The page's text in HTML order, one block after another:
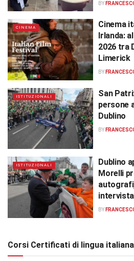
BY
CINEMA
Cinema
Irlanda:
2026 tra
Limerick
BY
ISTITUZIONALI
San
persone
Dublino
BY
ISTITUZIONALI
Dublino
Morelli
BY
Corsi Certificati di lingua